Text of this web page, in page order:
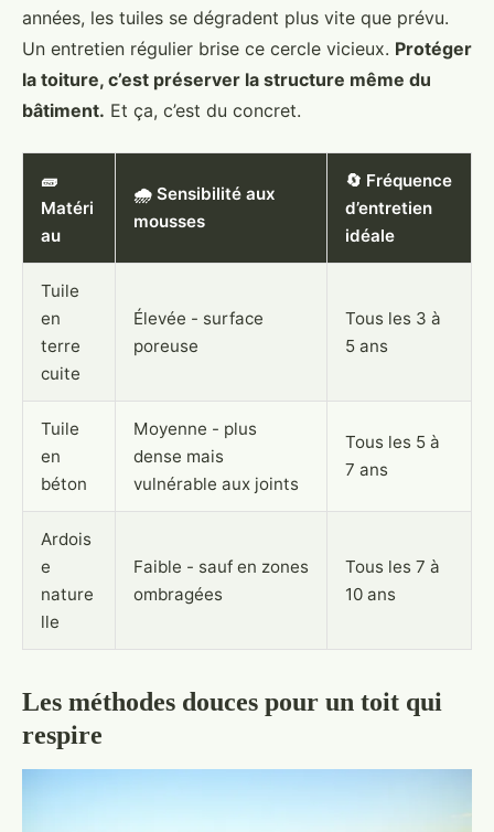
années, les tuiles se dégradent plus vite que prévu.
Un entretien régulier brise ce cercle vicieux. Protéger
la toiture, c’est préserver la structure même du
bâtiment. Et ça, c’est du concret.
🧱
Matéri
au
🌧️ Sensibilité aux
mousses
🔄 Fréquence
d’entretien
idéale
Tuile
en
terre
cuite
Élevée - surface
poreuse
Tous les 3 à
5 ans
Tuile
en
béton
Moyenne - plus
dense mais
vulnérable aux joints
Tous les 5 à
7 ans
Ardois
e
nature
lle
Faible - sauf en zones
ombragées
Tous les 7 à
10 ans
Les méthodes douces pour un toit qui
respire